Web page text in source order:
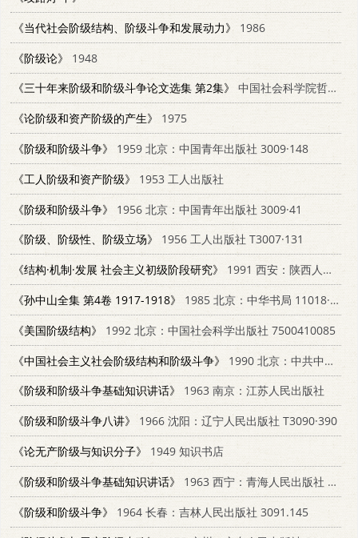
《当代社会阶级结构、阶级斗争和发展动力》 1986
《阶级论》
1948
《三十年来阶级和阶级斗争论文选集 第2集》
中国社会科学院哲学研究所
《论阶级和资产阶级的产生》
1975
《阶级和阶级斗争》
1959 北京：中国青年出版社 3009·148
《工人阶级和资产阶级》
1953 工人出版社
《阶级和阶级斗争》
1956 北京：中国青年出版社 3009·41
《阶级、阶级性、阶级立场》
1956 工人出版社 T3007·131
《结构·机制·发展 社会主义初级阶段研究》
1991 西安：陕西人民出版社 7224019062
《孙中山全集 第4卷 1917-1918》
1985 北京：中华书局 11018·1317
《美国阶级结构》
1992 北京：中国社会科学出版社 7500410085
《中国社会主义社会阶级结构和阶级斗争》
1990 北京：中共中央党校出版社 7503502940
《阶级和阶级斗争基础知识讲话》
1963 南京：江苏人民出版社
《阶级和阶级斗争八讲》
1966 沈阳：辽宁人民出版社 T3090·390
《论无产阶级与知识分子》
1949 知识书店
《阶级和阶级斗争基础知识讲话》
1963 西宁：青海人民出版社 3097·273
《阶级和阶级斗争》
1964 长春：吉林人民出版社 3091.145